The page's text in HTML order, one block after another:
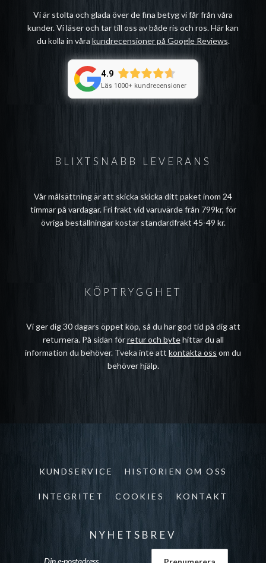
BLIXTSNABB LEVERANS
Vår målsättning är att skicka skicka ditt paket inom 24
timmar på vardagar. Fri frakt vid varuvärde från 799kr, för
övriga beställningar kostar standardfrakt 45-49 kr.
Vi är stolta och glada över de fina betyg vi får från våra
kunder. Vi läser och tar till oss av både ris och ros. Här kan
du kolla in våra kundrecensioner på Google Reviews.
4.9
Läs 1000+ kundrecensioner
KÖPTRYGGHET
Vi ger dig 30 dagars öppet köp, så du har god tid på dig att
returnera. På sidan förretur och bytehittar du all
information du behöver. Tveka inte att kontakta oss om du
behöver hjälp.
KUNDSERVICE HISTORIEN OM OSS
INTEGRITET COOKIES KONTAKT
NYHETSBREV